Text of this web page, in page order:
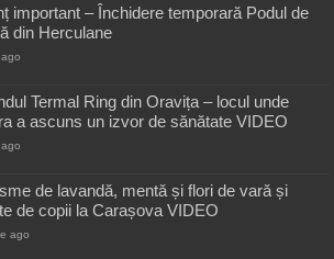
important – Închidere temporară Podul de
din Herculane
Termal Ring din Oravița – locul unde
a ascuns un izvor de sănătate VIDEO
de lavandă, mentă și flori de vară și
de copii la Carașova VIDEO
ago